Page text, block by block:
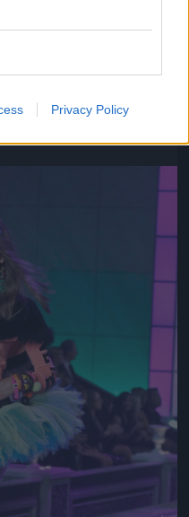
Privacy Policy
Northfoto
kép!